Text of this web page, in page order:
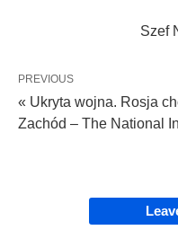
Szef
PREVIOUS
« Ukryta wojna. Rosja
Zachód – The National